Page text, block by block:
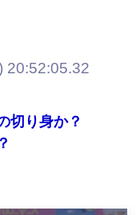
20:52:05.32
切り身か？